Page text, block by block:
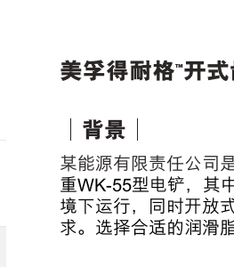
美孚得耐格™开
｜背景｜
某能源有限责任公司
重WK-55型电铲，其
境下运行，同时开放
求。选择合适的润滑